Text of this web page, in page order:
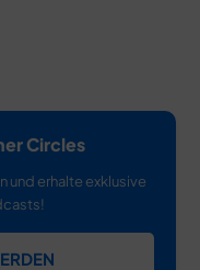
Circles
und erhalte exklusive